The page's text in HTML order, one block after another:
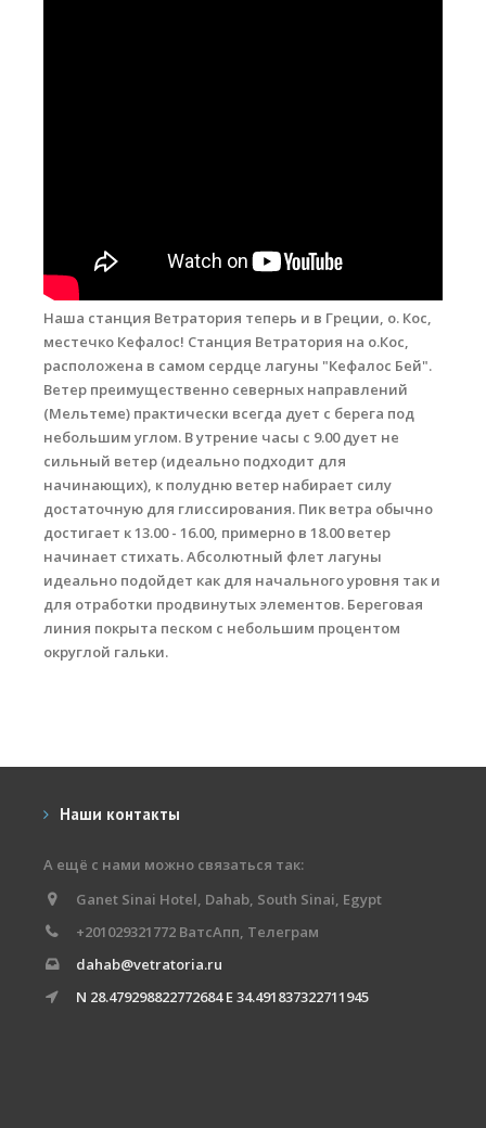
Ветратория.Вьетнам
Ветратория Россия
Ветратория.Египет
Обучение виндсерфингу
Прокат оборудования
Прокат Винг Фоил
Продажа оборудования
Система скидок
Обучение кайтсерфингу
Наша станция Ветратория теперь и в Греции, о. Кос,
местечко Кефалос! Станция Ветратория на о.Кос,
расположена в самом сердце лагуны "Кефалос Бей".
Ветер преимущественно северных направлений
(Мельтеме) практически всегда дует с берега под
небольшим углом. В утрение часы с 9.00 дует не
сильный ветер (идеально подходит для
начинающих), к полудню ветер набирает силу
достаточную для глиссирования. Пик ветра обычно
достигает к 13.00 - 16.00, примерно в 18.00 ветер
начинает стихать. Абсолютный флет лагуны
идеально подойдет как для начального уровня так и
для отработки продвинутых элементов. Береговая
линия покрыта песком с небольшим процентом
округлой гальки.
Наши контакты
А ещё с нами можно связаться так:
Ganet Sinai Hotel, Dahab, South Sinai, Egypt
+201029321772 ВатсАпп, Телеграм
dahab@vetratoria.ru
N 28.479298822772684 E 34.491837322711945